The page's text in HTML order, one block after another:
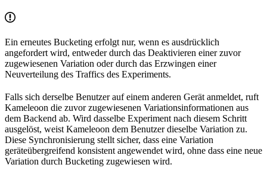
Ein erneutes Bucketing erfolgt nur, wenn es ausdrücklich
angefordert wird, entweder durch das Deaktivieren einer zuvor
zugewiesenen Variation oder durch das Erzwingen einer
Neuverteilung des Traffics des Experiments.
Falls sich derselbe Benutzer auf einem anderen Gerät anmeldet, ruft
Kameleoon die zuvor zugewiesenen Variationsinformationen aus
dem Backend ab. Wird dasselbe Experiment nach diesem Schritt
ausgelöst, weist Kameleoon dem Benutzer dieselbe Variation zu.
Diese Synchronisierung stellt sicher, dass eine Variation
geräteübergreifend konsistent angewendet wird, ohne dass eine neue
Variation durch Bucketing zugewiesen wird.